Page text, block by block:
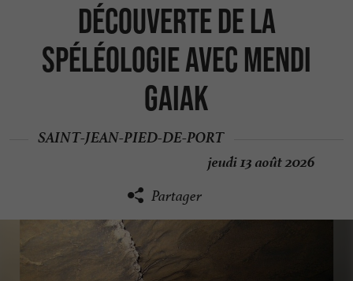
Découverte de la
spéléologie avec Mendi
Gaiak
SAINT-JEAN-PIED-DE-PORT
jeudi 13 août 2026
Partager